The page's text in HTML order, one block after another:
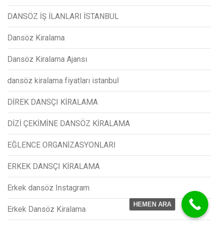
DANSÖZ İŞ İLANLARI İSTANBUL
Dansöz Kiralama
Dansöz Kiralama Ajansı
dansöz kiralama fiyatları istanbul
DİREK DANSÇI KİRALAMA
DİZİ ÇEKİMİNE DANSÖZ KİRALAMA
EĞLENCE ORGANİZASYONLARI
ERKEK DANSÇI KİRALAMA
Erkek dansöz Instagram
Erkek Dansöz Kiralama
HEMEN ARA